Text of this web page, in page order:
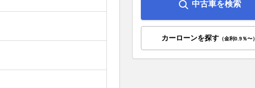
中古車を検索
カーローンを探す（金利0.9％〜）